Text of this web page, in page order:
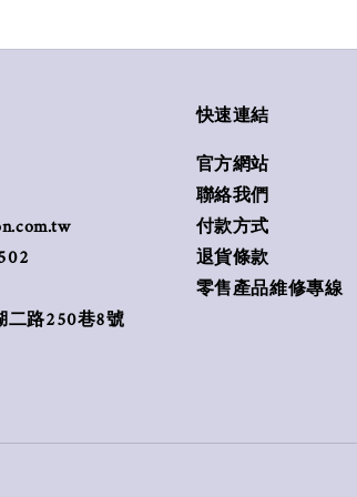
二路250巷8號
快速連結
官方網站
聯絡我們
付款方式
退貨條款
零售產品維修專線